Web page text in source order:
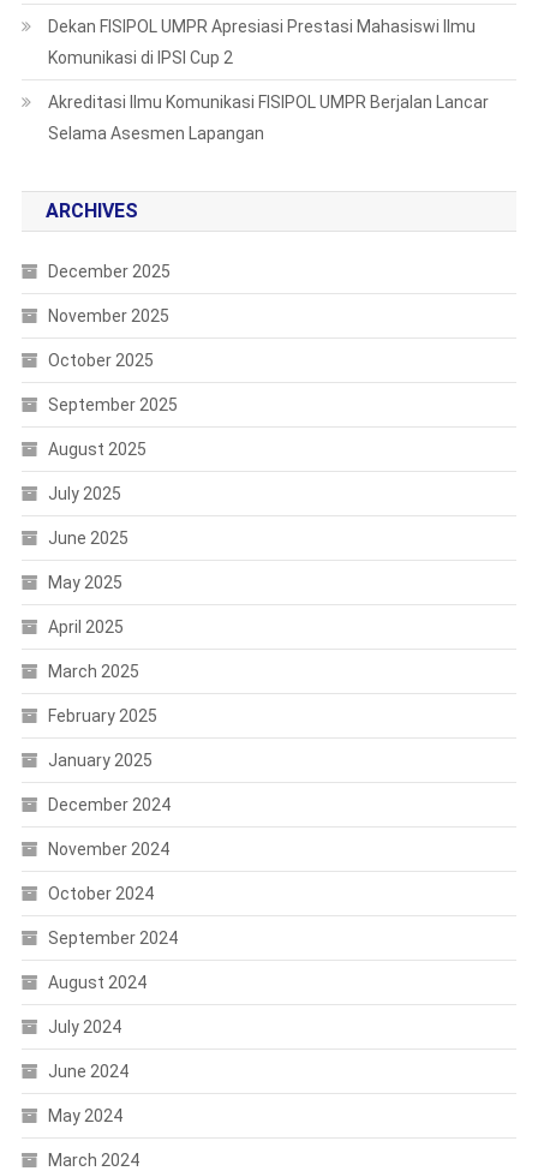
Dekan FISIPOL UMPR Apresiasi Prestasi Mahasiswi Ilmu
Komunikasi di IPSI Cup 2
Akreditasi Ilmu Komunikasi FISIPOL UMPR Berjalan Lancar
Selama Asesmen Lapangan
ARCHIVES
December 2025
November 2025
October 2025
September 2025
August 2025
July 2025
June 2025
May 2025
April 2025
March 2025
February 2025
January 2025
December 2024
November 2024
October 2024
September 2024
August 2024
July 2024
June 2024
May 2024
March 2024